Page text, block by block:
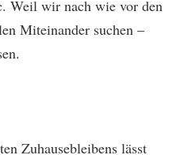
Weil wir nach wie vor den
Miteinander suchen –
Zuhausebleibens lässt